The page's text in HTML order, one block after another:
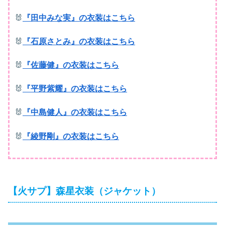
🐰 『田中みな実』の衣装はこちら
🐰 『石原さとみ』の衣装はこちら
🐰 『佐藤健』の衣装はこちら
🐰 『平野紫耀』の衣装はこちら
🐰 『中島健人』の衣装はこちら
🐰 『綾野剛』の衣装はこちら
【火サプ】森星衣装（ジャケット）